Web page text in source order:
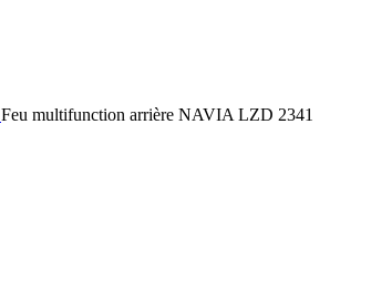
Feu multifunction arrière NAVIA LZD 2341